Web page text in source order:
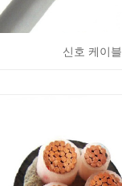
신호 케이블